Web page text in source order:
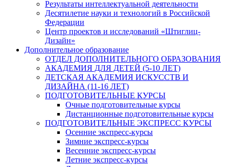
Результаты интеллектуальной деятельности
Десятилетие науки и технологий в Российской
Федерации
Центр проектов и исследований «Штиглиц-
Дизайн»
Дополнительное образование
ОТДЕЛ ДОПОЛНИТЕЛЬНОГО ОБРАЗОВАНИЯ
АКАДЕМИЯ ДЛЯ ДЕТЕЙ (5-10 ЛЕТ)
ДЕТСКАЯ АКАДЕМИЯ ИСКУССТВ И
ДИЗАЙНА (11-16 ЛЕТ)
ПОДГОТОВИТЕЛЬНЫЕ КУРСЫ
Очные подготовительные курсы
Дистанционные подготовительные курсы
ПОДГОТОВИТЕЛЬНЫЕ ЭКСПРЕСС КУРСЫ
Осенние экспресс-курсы
Зимние экспресс-курсы
Весенние экспресс-курсы
Летние экспресс-курсы